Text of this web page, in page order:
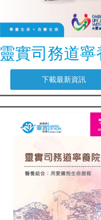
靈實司務道寧
下載最新資訊